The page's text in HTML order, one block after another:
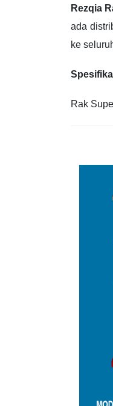
Rezqia
ada
ke
Rak